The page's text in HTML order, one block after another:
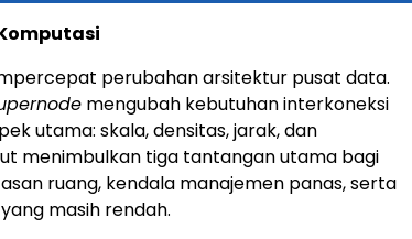
perubahan arsitektur pusat data.
mengubah kebutuhan interkoneksi
utama: skala, densitas, jarak, dan
menimbulkan tiga tantangan utama bagi
ruang, kendala manajemen panas, serta
masih rendah.